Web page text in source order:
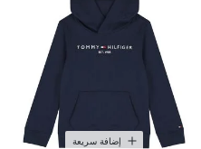
إضافة سريعة